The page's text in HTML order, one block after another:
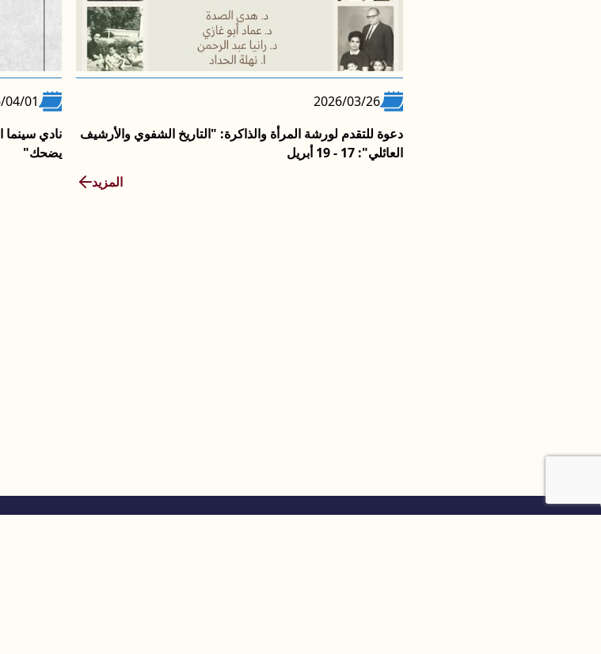
2026/03/26
دعوة للتقدم لورشة المرأة والذاكرة: "التاريخ الشفوي والأرشيف
العائلي": 17 - 19 أبريل
المزيد
04/01
نادي سينما
يضحك"